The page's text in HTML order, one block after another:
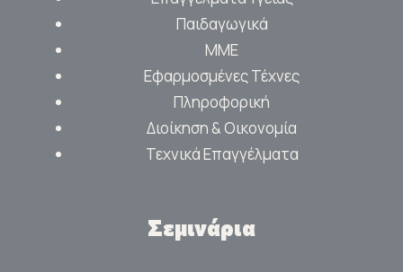
Παιδαγωγικά
ΜΜΕ
Εφαρμοσμένες Τέχνες
Πληροφορική
Διοίκηση & Οικονομία
Τεχνικά Επαγγέλματα
Σεμινάρια